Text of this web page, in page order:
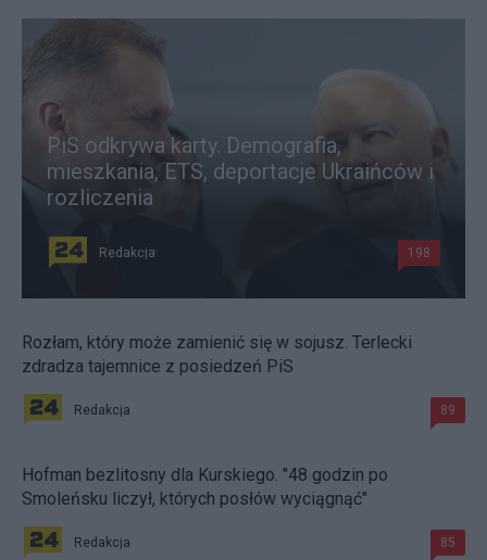
PiS odkrywa karty. Demografia,
mieszkania, ETS, deportacje Ukraińców i
rozliczenia
Redakcja 198
Rozłam, który może zamienić się w sojusz. Terlecki
zdradza tajemnice z posiedzeń PiS
Redakcja 89
Hofman bezlitosny dla Kurskiego. "48 godzin po
Smoleńsku liczył, których posłów wyciągnąć"
Redakcja 85